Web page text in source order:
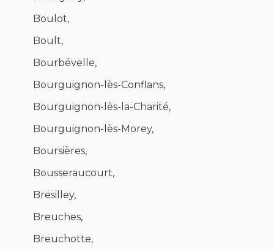
Boulot,
Boult,
Bourbévelle,
Bourguignon-lès-Conflans,
Bourguignon-lès-la-Charité,
Bourguignon-lès-Morey,
Boursières,
Bousseraucourt,
Bresilley,
Breuches,
Breuchotte,